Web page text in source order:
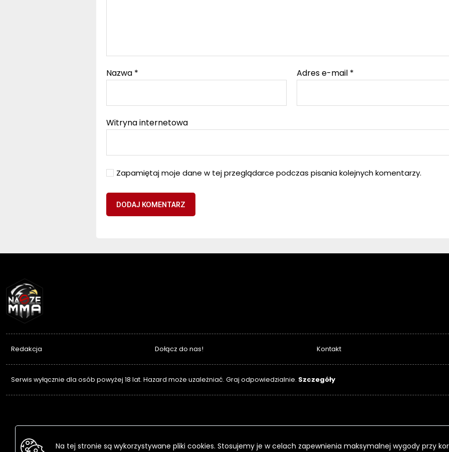
Nazwa * Adres e-mail *
Witryna internetowa
Zapamiętaj moje dane w tej przeglądarce podczas pisania kolejnych komentarzy.
Redakcja Dołącz do nas! Kontakt
Serwis wyłącznie dla osób powyżej 18 lat. Hazard może uzależniać. Graj odpowiedzialnie. Szczegóły
Na tej stronie są wykorzystywane pliki cookies. Stosujemy je w celach zapewnienia maksymalnej wygody przy